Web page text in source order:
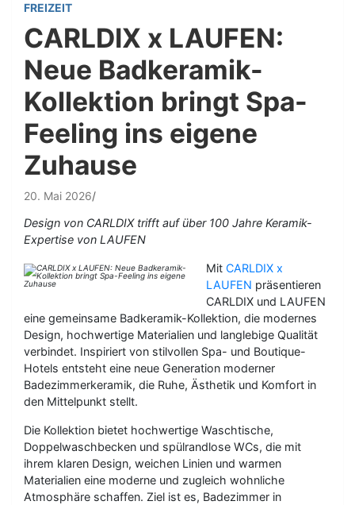
FREIZEIT
CARLDIX x LAUFEN:
Neue Badkeramik-
Kollektion bringt Spa-
Feeling ins eigene
Zuhause
20. Mai 2026
Design von CARLDIX trifft auf über 100 Jahre Keramik-
Expertise von LAUFEN
Mit CARLDIX x
LAUFEN präsentieren
CARLDIX und LAUFEN
eine gemeinsame Badkeramik-Kollektion, die modernes
Design, hochwertige Materialien und langlebige Qualität
verbindet. Inspiriert von stilvollen Spa- und Boutique-
Hotels entsteht eine neue Generation moderner
Badezimmerkeramik, die Ruhe, Ästhetik und Komfort in
den Mittelpunkt stellt.
Die Kollektion bietet hochwertige Waschtische,
Doppelwaschbecken und spülrandlose WCs, die mit
ihrem klaren Design, weichen Linien und warmen
Materialien eine moderne und zugleich wohnliche
Atmosphäre schaffen. Ziel ist es, Badezimmer in